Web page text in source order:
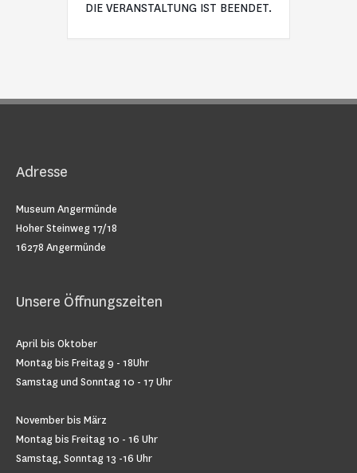
DIE VERANSTALTUNG IST BEENDET.
Adresse
Museum Angermünde
Hoher Steinweg 17/18
16278 Angermünde
Unsere Öffnungszeiten
April bis Oktober
Montag bis Freitag 9 - 18Uhr
Samstag und Sonntag 10 - 17 Uhr
November bis März
Montag bis Freitag 10 - 16 Uhr
Samstag, Sonntag 13 -16 Uhr